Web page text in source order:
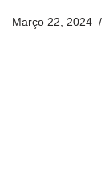
Março 22, 2024